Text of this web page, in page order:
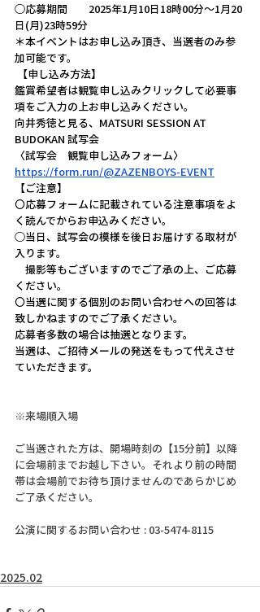
◯応募期間　　2025年1月10日18時00分～1月20
日(月)23時59分
＊本イベントはお申し込み頂き、当選者のみ参
加可能です。
【申し込み方法】
鑑賞希望者は観覧申し込みクリックして必要事
項をご入力の上お申し込みください。
向井秀徳と見る、MATSURI SESSION AT
BUDOKAN 試写会
〈試写会　観覧申し込みフォーム〉
https://form.run/@ZAZENBOYS-EVENT
【ご注意】
〇応募フォームに記載されている注意事項をよ
く読んでからお申込みください。
◯当日、試写会の模様を後日お届けする取材が
入ります。
撮影等もございますのでご了承の上、ご応募
ください。
〇当選に関する個別のお問い合わせへの回答は
致しかねますのでご了承ください。
応募者多数の場合は抽選となります。
当選は、ご招待メールの発送をもって代えさせ
ていただきます。
※来場順入場
ご当選された方は、開場時刻の【15分前】以降
に会場前までお越し下さい。それより前の時間
帯は会場前でお待ち頂けませんのであらかじめ
ご了承ください。
公演に関するお問い合わせ : 03-5474-8115
2025.02